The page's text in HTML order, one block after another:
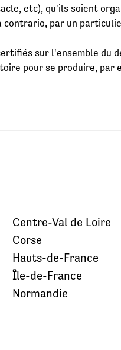
etc), qu'ils soient
contrario, par un
sur l'ensemble du
pour se produire, par
Centre-Val de Loire
Corse
Hauts-de-France
Île-de-France
Normandie